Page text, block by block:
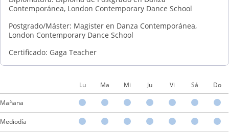
Contemporánea, London Contemporary Dance School
Postgrado/Máster: Magister en Danza Contemporánea,
London Contemporary Dance School
Certificado: Gaga Teacher
Lu Ma Mi Ju Vi Sá Do
Mañana
Mediodía